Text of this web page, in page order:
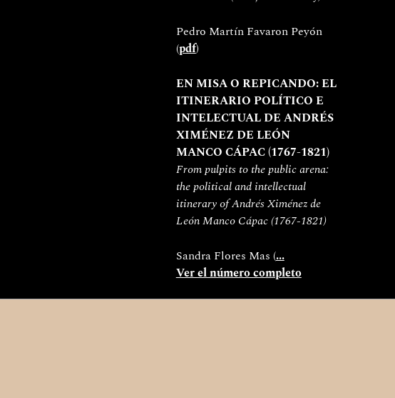
Pedro Martín Favaron Peyón
(pdf)
EN MISA O REPICANDO: EL
ITINERARIO POLÍTICO E
INTELECTUAL DE ANDRÉS
XIMÉNEZ DE LEÓN
MANCO CÁPAC (1767-1821)
From pulpits to the public arena:
the political and intellectual
itinerary of Andrés Ximénez de
León Manco Cápac (1767-1821)
Sandra Flores Mas (...
Ver el número completo